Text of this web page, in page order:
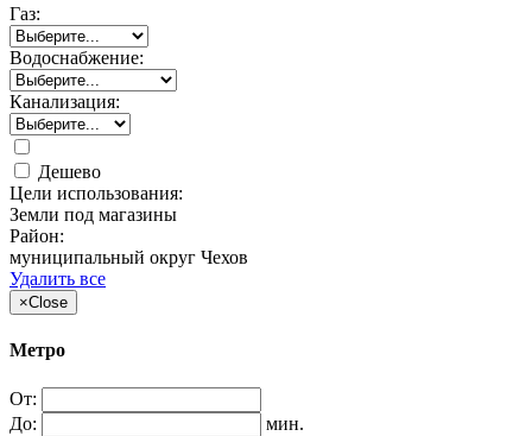
Газ:
Водоснабжение:
Канализация:
Дешево
Цели использования:
Земли под магазины
Район:
муниципальный округ Чехов
Удалить все
×Close
Метро
От:
До:
мин.